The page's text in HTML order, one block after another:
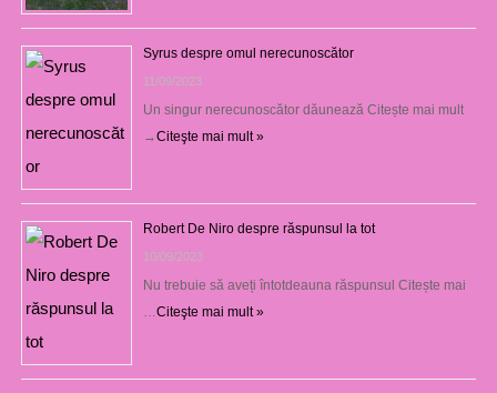
Syrus despre omul nerecunoscător
11/09/2023
Un singur nerecunoscător dăunează Citește mai mult
→Citeşte mai mult »
Robert De Niro despre răspunsul la tot
10/09/2023
Nu trebuie să aveți întotdeauna răspunsul Citește mai
Citeşte mai mult »